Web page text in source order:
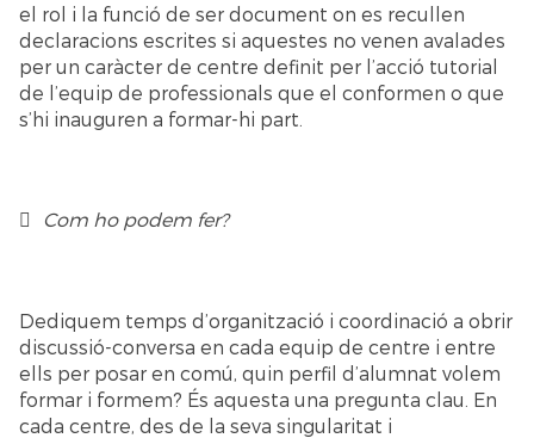
el rol i la funció de ser document on es recullen
declaracions escrites si aquestes no venen avalades
per un caràcter de centre definit per l’acció tutorial
de l’equip de professionals que el conformen o que
s’hi inauguren a formar-hi part.
Com ho podem fer?
Dediquem temps d’organització i coordinació a obrir
discussió-conversa en cada equip de centre i entre
ells per posar en comú, quin perfil d’alumnat volem
formar i formem? És aquesta una pregunta clau. En
cada centre, des de la seva singularitat i